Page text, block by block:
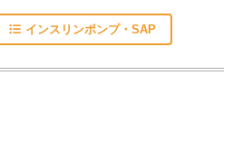
インスリンポンプ・SAP